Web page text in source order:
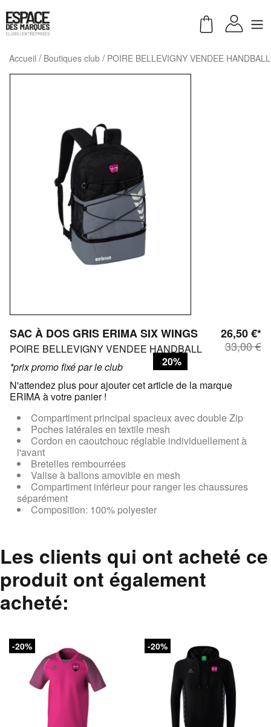
Accueil Boutiques club POIRE BELLEVIGNY VENDEE HANDBALL
SAC À DOS GRIS ERIMA SIX WINGS
POIRE BELLEVIGNY VENDEE HANDBALL
26,50 €*
33,00 €
20%
*prix promo fixé par le club
N'attendez plus pour ajouter cet article de la marque
ERIMA à votre panier !
Compartiment principal spacieux avec double Zip
Poches latérales en textile mesh
Cordon en caoutchouc réglable individuellement à
l'avant
Bretelles rembourrées
Valise à ballons amovible en mesh
Compartiment inférieur pour ranger les chaussures
séparément
Composition: 100% polyester
Les clients qui ont acheté ce
produit ont également
acheté:
-20% -20%